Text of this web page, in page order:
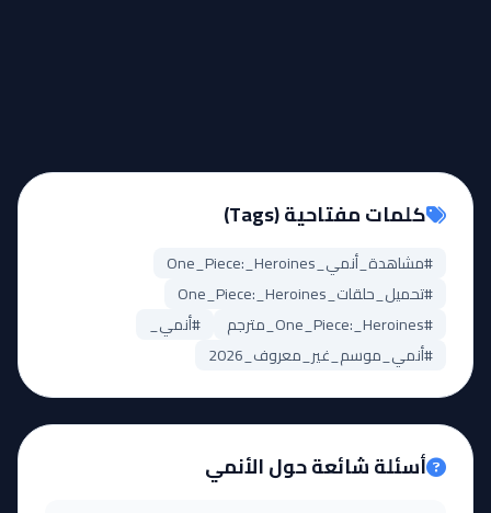
كلمات مفتاحية (Tags)
#مشاهدة_أنمي_One_Piece:_Heroines
#تحميل_حلقات_One_Piece:_Heroines
#One_Piece:_Heroines_مترجم
#أنمي_
#أنمي_موسم_غير_معروف_2026
أسئلة شائعة حول الأنمي